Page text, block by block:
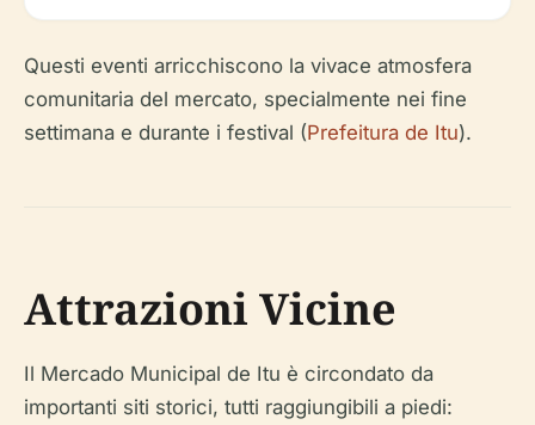
Questi eventi arricchiscono la vivace atmosfera
comunitaria del mercato, specialmente nei fine
settimana e durante i festival (Prefeitura de Itu).
Attrazioni Vicine
Il Mercado Municipal de Itu è circondato da
importanti siti storici, tutti raggiungibili a piedi: